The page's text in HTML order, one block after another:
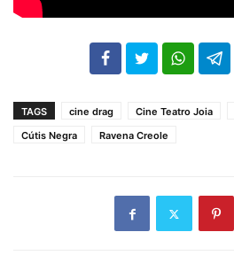
102 35
TAGS cine drag Cine Teatro Joia
Cútis Negra
Ravena Creole